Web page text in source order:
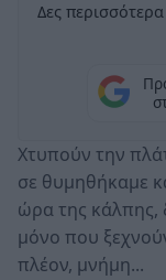
Δες
Χτυπούν την
σε θυμηθήκαμε
ώρα της κάλπης,
μόνο που
πλέον, μνήμη...